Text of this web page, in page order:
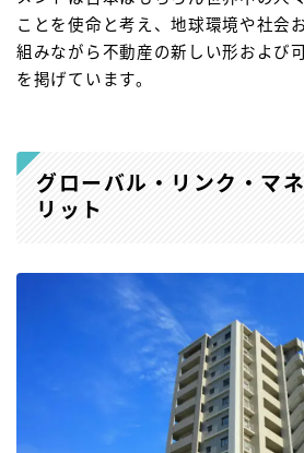
ことを使命と考え、地球環境や社会
組みながら不動産の新しい形および
を掲げています。
グローバル・リンク・マ
リット